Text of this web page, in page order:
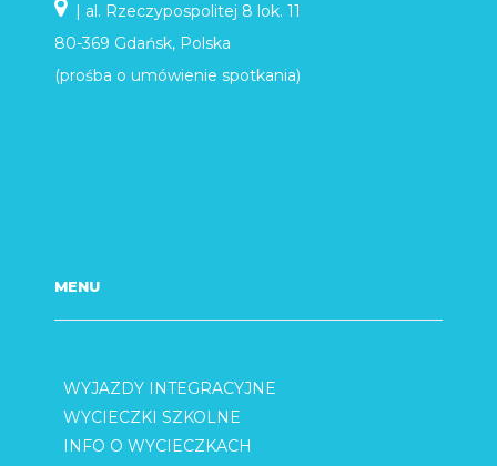
| al. Rzeczypospolitej 8 lok. 11
80-369 Gdańsk, Polska
(prośba o umówienie spotkania)
MENU
WYJAZDY INTEGRACYJNE
WYCIECZKI SZKOLNE
INFO O WYCIECZKACH